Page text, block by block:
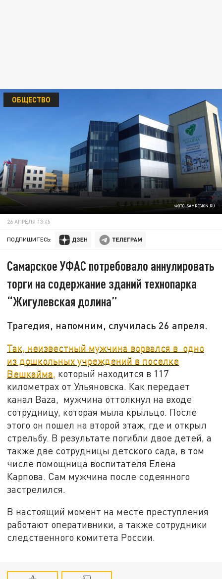
ФОТО: SAMREGION.RU
ОБЩЕСТВО
26 АПРЕЛЯ 13:45
ПОДПИШИТЕСЬ:
Самарское УФАС потребовало аннулировать
торги на содержание зданий технопарка
“Жигулевская долина”
Трагедия, напомним, случилась 26 апреля.
Так, неизвестный мужчина ворвался в одно
из дошкольных учреждений в поселке
Вешкайма, который находится в 117
километрах от Ульяновска. Как передает
канал Baza, мужчина оттолкнул на входе
сотрудницу, которая мыла крыльцо. После
этого он пошел на второй этаж, где и открыл
стрельбу. В результате погибли двое детей, а
также две сотрудницы детского сада, в том
числе помощница воспитателя Елена
Карпова. Сам мужчина после содеянного
застрелился.
В настоящий момент на месте преступления
работают оперативники, а также сотрудники
следственного комитета России.